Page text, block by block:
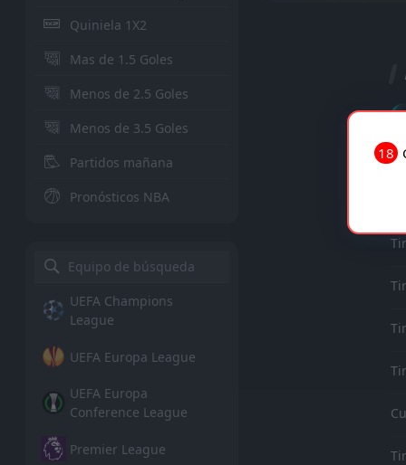
Quiniela 1X2
Mas de 1.5 Goles
Menos de 2.5 Goles
Menos de 3.5 Goles
Partidos mañana
Pronósticos NBA
UEFA Champions
League
UEFA Europa League
UEFA Europa
Conference League
Premier League
18